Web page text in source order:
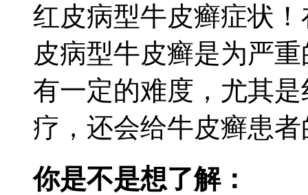
红皮病型牛皮癣症状
皮病型牛皮癣是为严
有一定的难度，尤其
疗，还会给牛皮癣患
你是不是想了解：